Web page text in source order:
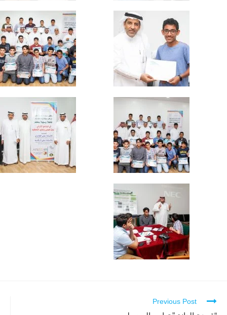
Continue
Previous Post